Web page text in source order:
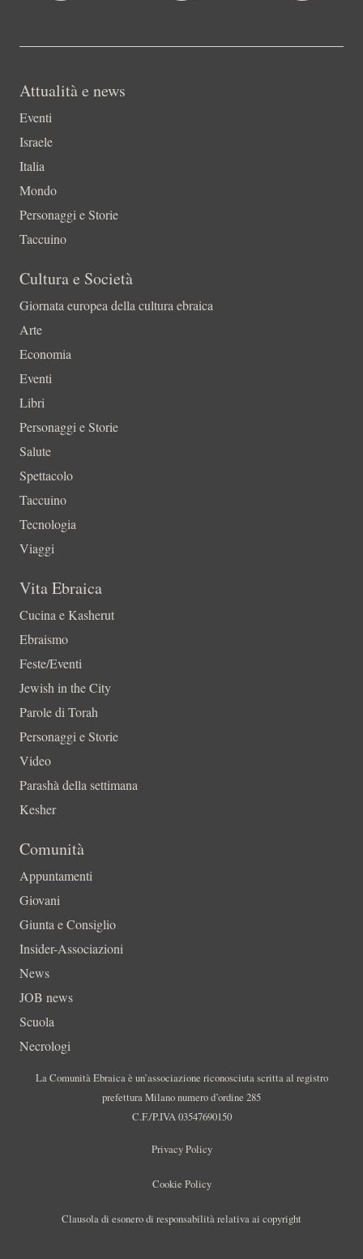
Attualità e news
Eventi
Israele
Italia
Mondo
Personaggi e Storie
Taccuino
Cultura e Società
Giornata europea della cultura ebraica
Arte
Economia
Eventi
Libri
Personaggi e Storie
Salute
Spettacolo
Taccuino
Tecnologia
Viaggi
Vita Ebraica
Cucina e Kasherut
Ebraismo
Feste/Eventi
Jewish in the City
Parole di Torah
Personaggi e Storie
Video
Parashà della settimana
Kesher
Comunità
Appuntamenti
Giovani
Giunta e Consiglio
Insider-Associazioni
News
JOB news
Scuola
Necrologi
La Comunità Ebraica è un’associazione riconosciuta scritta al registro
prefettura Milano numero d’ordine 285
C.F./P.IVA 03547690150
Privacy Policy
Cookie Policy
Clausola di esonero di responsabilità relativa ai copyright